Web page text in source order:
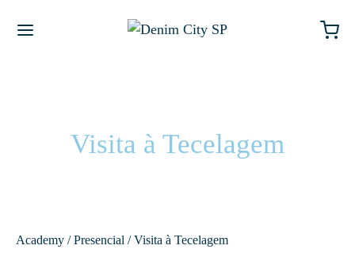
Visita à Tecelagem
Academy /Presencial / Visita à Tecelagem